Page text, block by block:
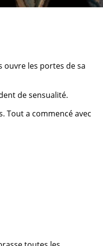
ouvre les portes de sa
de sensualité.
Tout a commencé avec